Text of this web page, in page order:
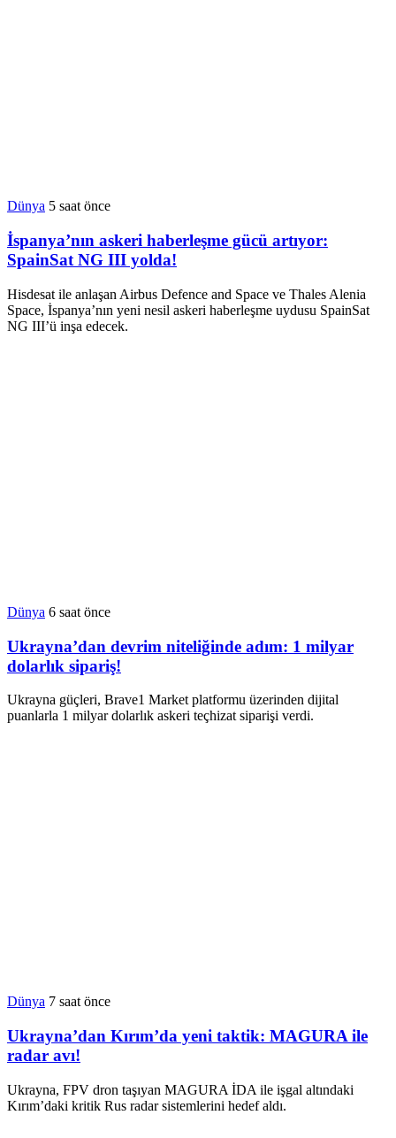
Dünya 5 saat önce
İspanya’nın askeri haberleşme gücü artıyor:
SpainSat NG III yolda!
Hisdesat ile anlaşan Airbus Defence and Space ve Thales Alenia
Space, İspanya’nın yeni nesil askeri haberleşme uydusu SpainSat
NG III’ü inşa edecek.
Dünya 6 saat önce
Ukrayna’dan devrim niteliğinde adım: 1 milyar
dolarlık sipariş!
Ukrayna güçleri, Brave1 Market platformu üzerinden dijital
puanlarla 1 milyar dolarlık askeri teçhizat siparişi verdi.
Dünya 7 saat önce
Ukrayna’dan Kırım’da yeni taktik: MAGURA ile
radar avı!
Ukrayna, FPV dron taşıyan MAGURA İDA ile işgal altındaki
Kırım’daki kritik Rus radar sistemlerini hedef aldı.